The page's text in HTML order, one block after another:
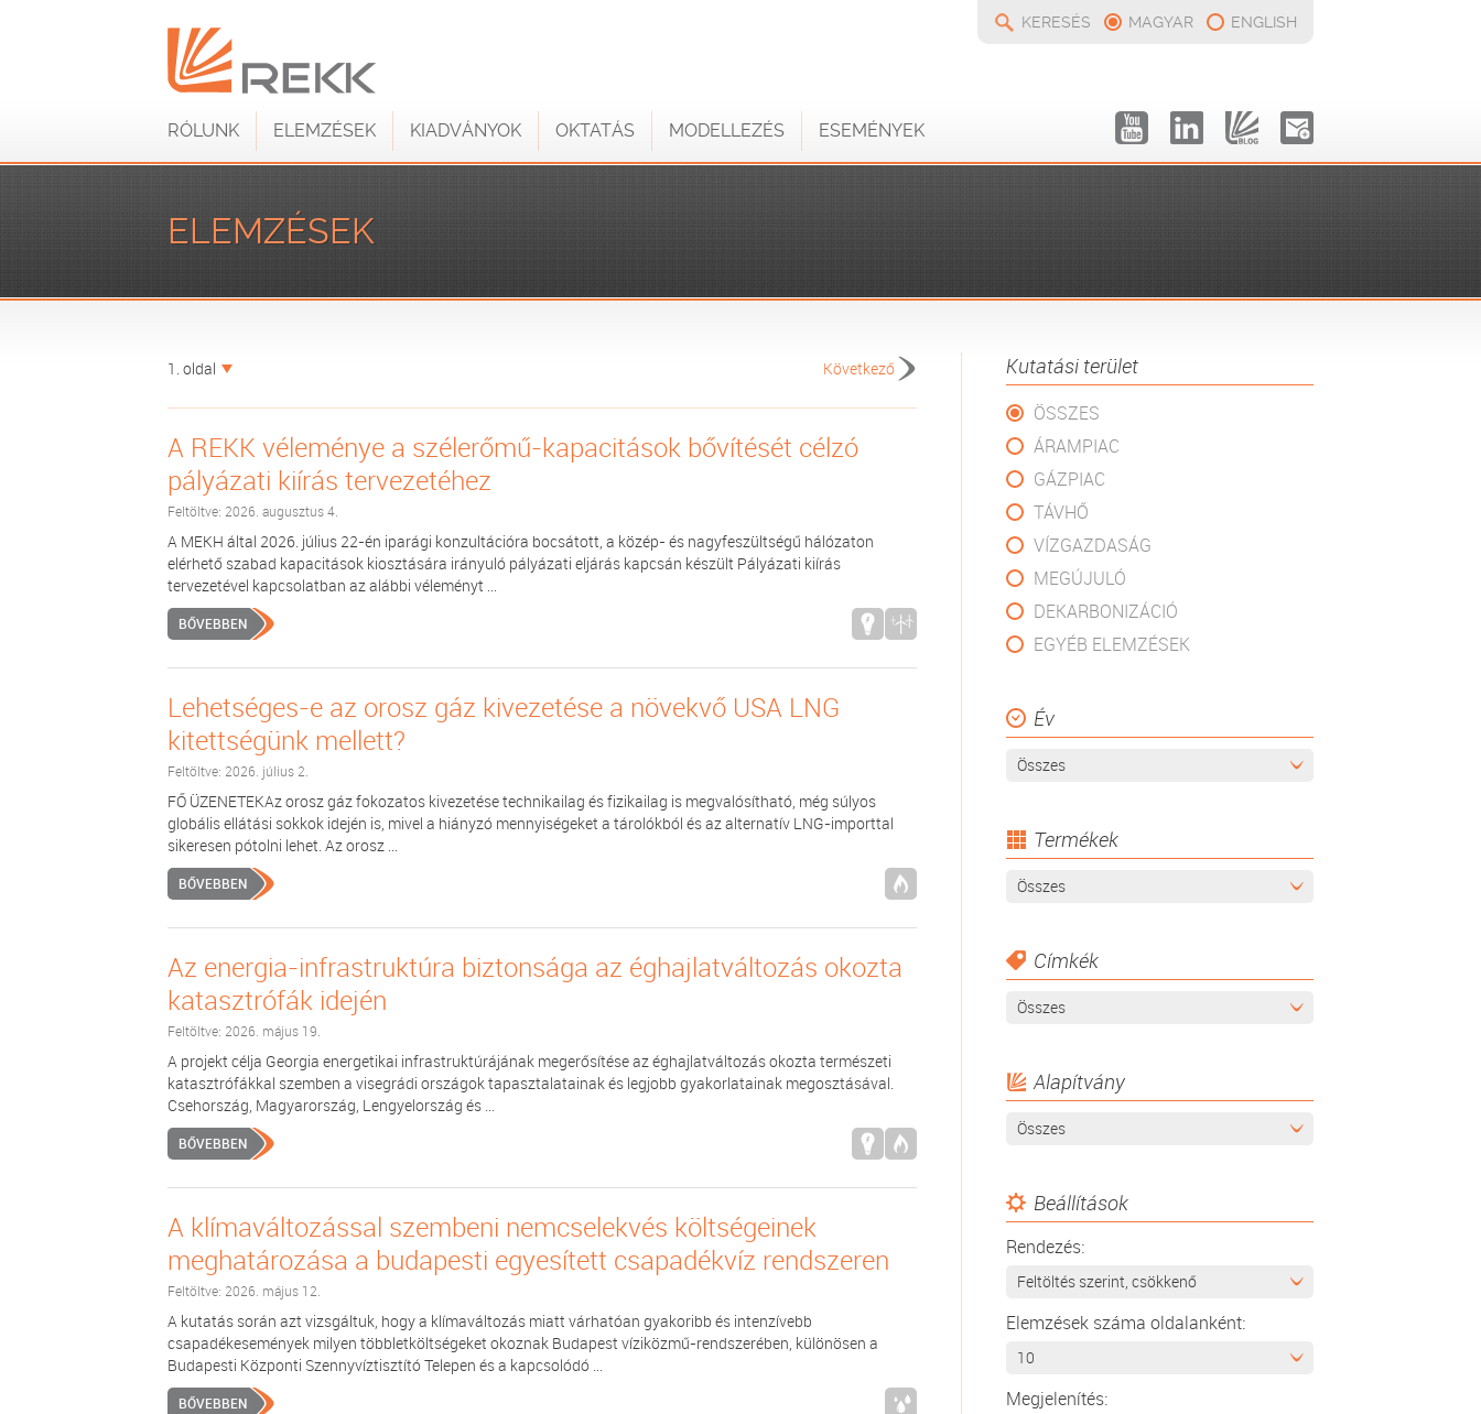
KERESÉS MAGYAR ENGLISH
RÓLUNK ELEMZÉSEK KIADVÁNYOK OKTATÁS MODELLEZÉS ESEMÉNYEK
ELEMZÉSEK
Kutatási terület
ÖSSZES
ÁRAMPIAC
GÁZPIAC
TÁVHŐ
VÍZGAZDASÁG
MEGÚJULÓ
DEKARBONIZÁCIÓ
EGYÉB ELEMZÉSEK
Év
Összes
Termékek
Összes
Címkék
Összes
Alapítvány
Összes
Beállítások
Rendezés:
Feltöltés szerint, csökkenő
Elemzések száma oldalanként:
10
Megjelenítés:
1. oldal Következő
A REKK véleménye a szélerőmű-kapacitások bővítését célzó
pályázati kiírás tervezetéhez
Feltöltve: 2026. augusztus 4.
A MEKH által 2026. július 22-én iparági konzultációra bocsátott, a közép- és nagyfeszültségű hálózaton
elérhető szabad kapacitások kiosztására irányuló pályázati eljárás kapcsán készült Pályázati kiírás
tervezetével kapcsolatban az alábbi véleményt ...
BŐVEBBEN
Lehetséges-e az orosz gáz kivezetése a növekvő USA LNG
kitettségünk mellett?
Feltöltve: 2026. július 2.
FŐ ÜZENETEKAz orosz gáz fokozatos kivezetése technikailag és fizikailag is megvalósítható, még súlyos
globális ellátási sokkok idején is, mivel a hiányzó mennyiségeket a tárolókból és az alternatív LNG-importtal
sikeresen pótolni lehet. Az orosz ...
BŐVEBBEN
Az energia-infrastruktúra biztonsága az éghajlatváltozás okozta
katasztrófák idején
Feltöltve: 2026. május 19.
A projekt célja Georgia energetikai infrastruktúrájának megerősítése az éghajlatváltozás okozta természeti
katasztrófákkal szemben a visegrádi országok tapasztalatainak és legjobb gyakorlatainak megosztásával.
Csehország, Magyarország, Lengyelország és ...
BŐVEBBEN
A klímaváltozással szembeni nemcselekvés költségeinek
meghatározása a budapesti egyesített csapadékvíz rendszeren
Feltöltve: 2026. május 12.
A kutatás során azt vizsgáltuk, hogy a klímaváltozás miatt várhatóan gyakoribb és intenzívebb
csapadékesemények milyen többletköltségeket okoznak Budapest víziközmű-rendszerében, különösen a
Budapesti Központi Szennyvíztisztító Telepen és a kapcsolódó ...
BŐVEBBEN